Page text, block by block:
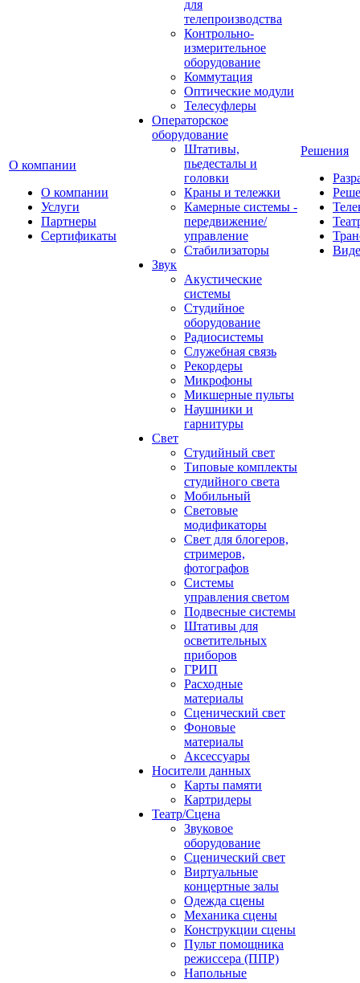
О компании
О компании
Услуги
Партнеры
Сертификаты
для
телепроизводства
Контрольно-
измерительное
оборудование
Коммутация
Оптические модули
Телесуфлеры
Операторское
оборудование
Штативы,
пьедесталы и
головки
Краны и тележки
Камерные системы -
передвижение/
управление
Стабилизаторы
Звук
Акустические
системы
Студийное
оборудование
Радиосистемы
Служебная связь
Рекордеры
Микрофоны
Микшерные пульты
Наушники и
гарнитуры
Свет
Студийный свет
Типовые комплекты
студийного света
Мобильный
Световые
модификаторы
Свет для блогеров,
стримеров,
фотографов
Системы
управления светом
Подвесные системы
Штативы для
осветительных
приборов
ГРИП
Расходные
материалы
Сценический свет
Фоновые
материалы
Аксессуары
Носители данных
Карты памяти
Картридеры
Театр/Сцена
Звуковое
оборудование
Сценический свет
Виртуальные
концертные залы
Одежда сцены
Механика сцены
Конструкции сцены
Пульт помощника
режиссера (ППР)
Напольные
Решения